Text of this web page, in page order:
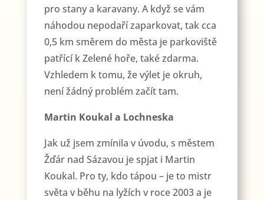
pro stany a karavany. A když se vám
náhodou nepodaří zaparkovat, tak cca
0,5 km směrem do města je parkoviště
patřící k Zelené hoře, také zdarma.
Vzhledem k tomu, že výlet je okruh,
není žádný problém začít tam.
Martin Koukal a Lochneska
Jak už jsem zmínila v úvodu, s městem
Žďár nad Sázavou je spjat i Martin
Koukal. Pro ty, kdo tápou – je to mistr
světa v běhu na lyžích v roce 2003 a je